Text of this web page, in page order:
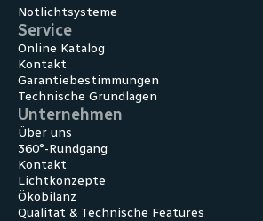
Notlicht­systeme
Service
Online Katalog
Kontakt
Garantiebestimmungen
Technische Grundlagen
Unternehmen
Über uns
360°-Rundgang
Kontakt
Lichtkonzepte
Ökobilanz
Qualität & Technische Features